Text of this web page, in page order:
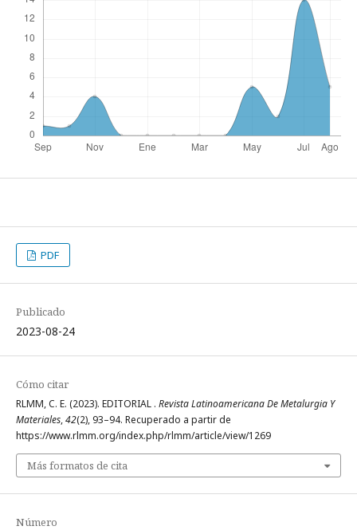
PDF
Publicado
2023-08-24
Cómo citar
RLMM, C. E. (2023). EDITORIAL . Revista Latinoamericana De Metalurgia Y
Materiales,42(2), 93–94. Recuperado a partir de
https://www.rlmm.org/index.php/rlmm/article/view/1269
Más formatos de cita
Número